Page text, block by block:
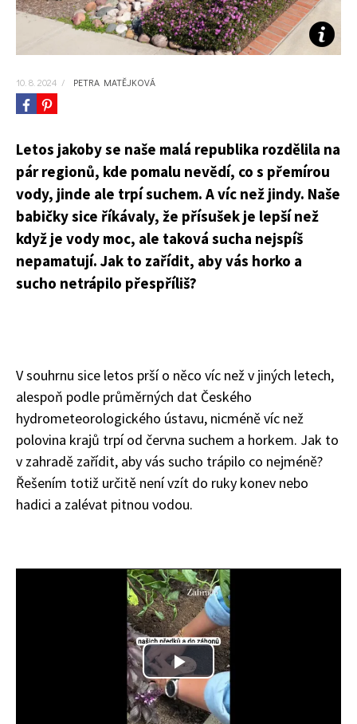
KVÍZY A TESTY
10. 8. 2024 / PETRA MATĚJKOVÁ
Letos jakoby se naše malá republika rozdělila na
pár regionů, kde pomalu nevědí, co s přemírou
vody, jinde ale trpí suchem. A víc než jindy. Naše
babičky sice říkávaly, že přísušek je lepší než
když je vody moc, ale taková sucha nejspíš
nepamatují. Jak to zařídit, aby vás horko a
sucho netrápilo přespříliš?
V souhrnu sice letos prší o něco víc než v jiných letech,
alespoň podle průměrných dat Českého
hydrometeorologického ústavu, nicméně víc než
polovina krajů trpí od června suchem a horkem. Jak to
v zahradě zařídit, aby vás sucho trápilo co nejméně?
Řešením totiž určitě není vzít do ruky konev nebo
hadici a zalévat pitnou vodou.
Play
Video